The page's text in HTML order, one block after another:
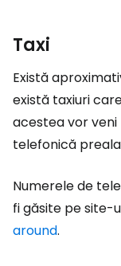
Taxi
Există
există taxiuri
acestea vor
telefonică
Numerele de
fi găsite pe site-
around.